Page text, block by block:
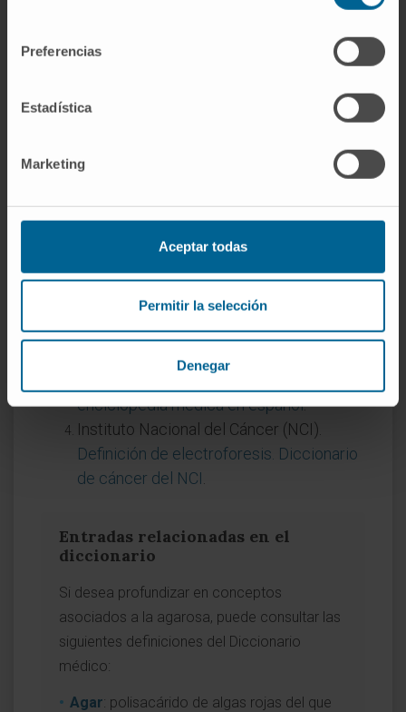
Preferencias
Estadística
Marketing
Aceptar todas
Permitir la selección
Denegar
descartan el gel tras un solo uso porque la
residual o tampón degradado puede
comprometer los resultados de una carrera
Diccionario de la lengua española
Manual MSD, versión para profesionales.
Cultivo. Diagnóstico de laboratorio de las
enfermedades infecciosas.
Biblioteca Nacional de Medicina de
enciclopedia médica en español.
Instituto Nacional del Cáncer (NCI).
Definición de electroforesis. Diccionario
de cáncer del NCI
Entradas relacionadas en el
diccionario
Si desea profundizar en conceptos
asociados a la agarosa, puede consultar las
siguientes definiciones del Diccionario
médico:
Agar: polisacárido de algas rojas del que